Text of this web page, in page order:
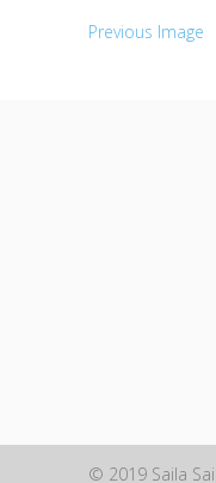
Previous Image
© 2019 Saila